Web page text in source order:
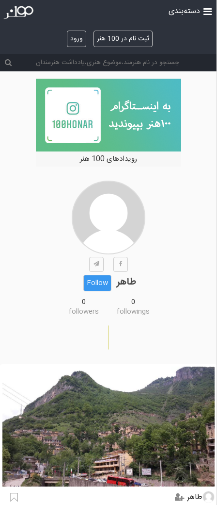
ثبت نام در 100 هنر ورود
دسته‌بندی
رویدادهای 100 هنر
طاهر
Follow
0
followings
0
followers
طاهر